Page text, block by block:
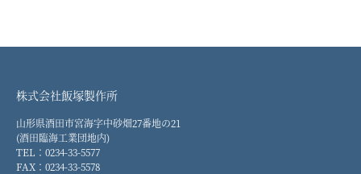
株式会社飯塚製作所
山形県酒田市宮海字中砂畑27番地の21
(酒田臨海工業団地内)
TEL：0234-33-5577
FAX：0234-33-5578